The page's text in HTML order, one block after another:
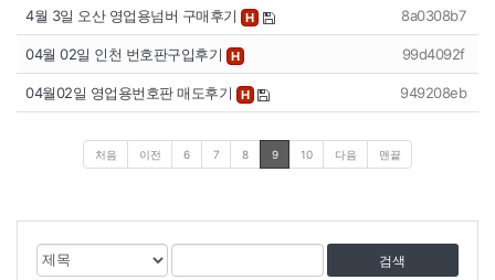
4월 3일 오산 영업용넘버 구매후기 H 8a0308b7
04월 02일 인천 번호판구입후기 H 99d4092f
04월02일 영업용번호판 매도후기 H 949208eb
처음 이전 6 7 8 9 10 다음 맨끝
게검
색
검